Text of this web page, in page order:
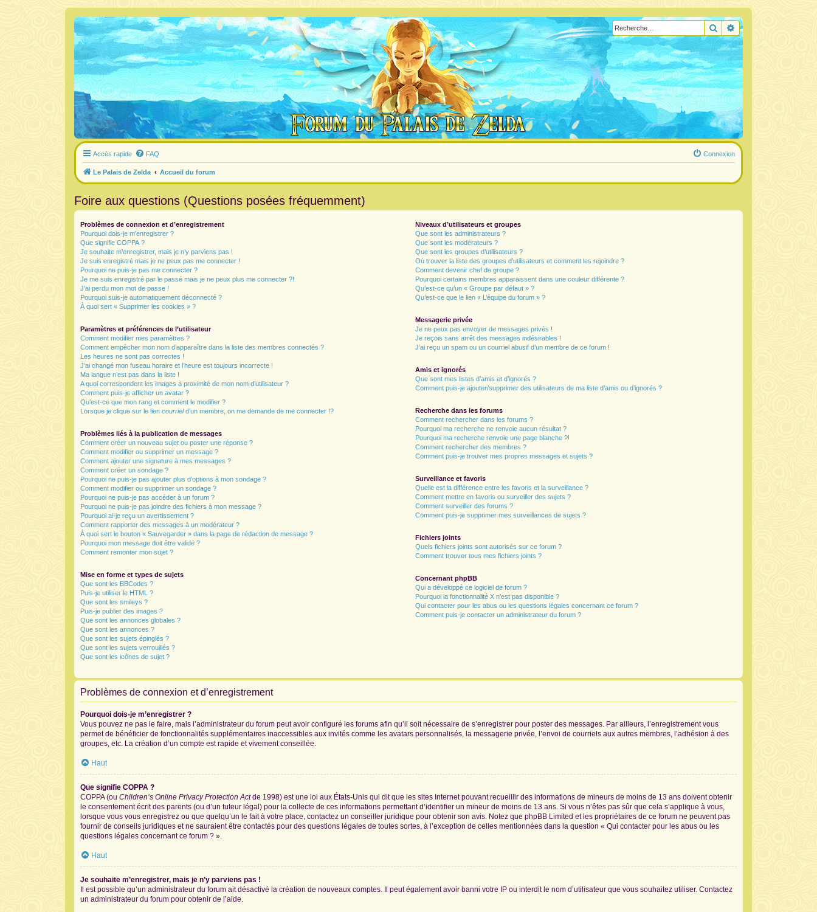
RechercherRecherche avancée
Accès rapide FAQ Connexion
Le Palais de Zelda Accueil du forum
Foire aux questions (Questions posées fréquemment)
Problèmes de connexion et d’enregistrement
Pourquoi dois-je m’enregistrer ?
Que signifie COPPA ?
Je souhaite m’enregistrer, mais je n’y parviens pas !
Je suis enregistré mais je ne peux pas me connecter !
Pourquoi ne puis-je pas me connecter ?
Je me suis enregistré par le passé mais je ne peux plus me connecter ?!
J’ai perdu mon mot de passe !
Pourquoi suis-je automatiquement déconnecté ?
À quoi sert « Supprimer les cookies » ?
Paramètres et préférences de l’utilisateur
Comment modifier mes paramètres ?
Comment empêcher mon nom d’apparaître dans la liste des membres connectés ?
Les heures ne sont pas correctes !
J’ai changé mon fuseau horaire et l’heure est toujours incorrecte !
Ma langue n’est pas dans la liste !
A quoi correspondent les images à proximité de mon nom d’utilisateur ?
Comment puis-je afficher un avatar ?
Qu’est-ce que mon rang et comment le modifier ?
Lorsque je clique sur le lien courrield’un membre, on me demande de me connecter !?
Problèmes liés à la publication de messages
Comment créer un nouveau sujet ou poster une réponse ?
Comment modifier ou supprimer un message ?
Comment ajouter une signature à mes messages ?
Comment créer un sondage ?
Pourquoi ne puis-je pas ajouter plus d’options à mon sondage ?
Comment modifier ou supprimer un sondage ?
Pourquoi ne puis-je pas accéder à un forum ?
Pourquoi ne puis-je pas joindre des fichiers à mon message ?
Pourquoi ai-je reçu un avertissement ?
Comment rapporter des messages à un modérateur ?
À quoi sert le bouton « Sauvegarder » dans la page de rédaction de message ?
Pourquoi mon message doit être validé ?
Comment remonter mon sujet ?
Mise en forme et types de sujets
Que sont les BBCodes ?
Puis-je utiliser le HTML ?
Que sont les smileys ?
Puis-je publier des images ?
Que sont les annonces globales ?
Que sont les annonces ?
Que sont les sujets épinglés ?
Que sont les sujets verrouillés ?
Que sont les icônes de sujet ?
Niveaux d’utilisateurs et groupes
Que sont les administrateurs ?
Que sont les modérateurs ?
Que sont les groupes d’utilisateurs ?
Où trouver la liste des groupes d’utilisateurs et comment les rejoindre ?
Comment devenir chef de groupe ?
Pourquoi certains membres apparaissent dans une couleur différente ?
Qu’est-ce qu’un « Groupe par défaut » ?
Qu’est-ce que le lien « L’équipe du forum » ?
Messagerie privée
Je ne peux pas envoyer de messages privés !
Je reçois sans arrêt des messages indésirables !
J’ai reçu un spam ou un courriel abusif d’un membre de ce forum !
Amis et ignorés
Que sont mes listes d’amis et d’ignorés ?
Comment puis-je ajouter/supprimer des utilisateurs de ma liste d’amis ou d’ignorés ?
Recherche dans les forums
Comment rechercher dans les forums ?
Pourquoi ma recherche ne renvoie aucun résultat ?
Pourquoi ma recherche renvoie une page blanche ?!
Comment rechercher des membres ?
Comment puis-je trouver mes propres messages et sujets ?
Surveillance et favoris
Quelle est la différence entre les favoris et la surveillance ?
Comment mettre en favoris ou surveiller des sujets ?
Comment surveiller des forums ?
Comment puis-je supprimer mes surveillances de sujets ?
Fichiers joints
Quels fichiers joints sont autorisés sur ce forum ?
Comment trouver tous mes fichiers joints ?
Concernant phpBB
Qui a développé ce logiciel de forum ?
Pourquoi la fonctionnalité X n’est pas disponible ?
Qui contacter pour les abus ou les questions légales concernant ce forum ?
Comment puis-je contacter un administrateur du forum ?
Problèmes de connexion et d’enregistrement
Pourquoi dois-je m’enregistrer ?
Vous pouvez ne pas le faire, mais l’administrateur du forum peut avoir configuré les forums afin qu’il soit nécessaire de s’enregistrer pour poster des messages. Par ailleurs, l’enregistrement vous
permet de bénéficier de fonctionnalités supplémentaires inaccessibles aux invités comme les avatars personnalisés, la messagerie privée, l’envoi de courriels aux autres membres, l’adhésion à des
groupes, etc. La création d’un compte est rapide et vivement conseillée.
Haut
Que signifie COPPA ?
COPPA (ou Children’s Online Privacy Protection Actde 1998) est une loi aux États-Unis qui dit que les sites Internet pouvant recueillir des informations de mineurs de moins de 13 ans doivent obtenir
le consentement écrit des parents (ou d’un tuteur légal) pour la collecte de ces informations permettant d’identifier un mineur de moins de 13 ans. Si vous n’êtes pas sûr que cela s’applique à vous,
lorsque vous vous enregistrez ou que quelqu’un le fait à votre place, contactez un conseiller juridique pour obtenir son avis. Notez que phpBB Limited et les propriétaires de ce forum ne peuvent pas
fournir de conseils juridiques et ne sauraient être contactés pour des questions légales de toutes sortes, à l’exception de celles mentionnées dans la question « Qui contacter pour les abus ou les
questions légales concernant ce forum ? ».
Haut
Je souhaite m’enregistrer, mais je n’y parviens pas !
Il est possible qu’un administrateur du forum ait désactivé la création de nouveaux comptes. Il peut également avoir banni votre IP ou interdit le nom d’utilisateur que vous souhaitez utiliser. Contactez
un administrateur du forum pour obtenir de l’aide.